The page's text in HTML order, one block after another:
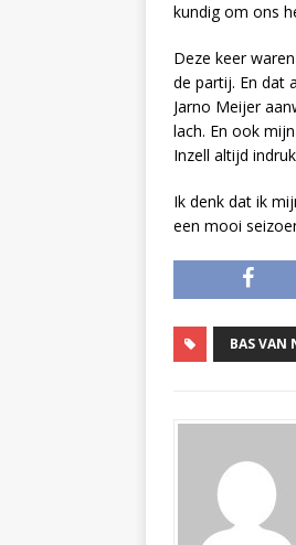
kundig om ons
Deze keer
de partij. En dat
Jarno Meijer
lach. En ook
Inzell altijd
Ik denk dat ik
een mooi
BAS VAN